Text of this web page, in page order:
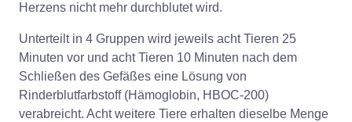
Herzens nicht mehr durchblutet wird.
Unterteilt in 4 Gruppen wird jeweils acht Tieren 25
Minuten vor und acht Tieren 10 Minuten nach dem
Schließen des Gefäßes eine Lösung von
Rinderblutfarbstoff (Hämoglobin, HBOC-200)
verabreicht. Acht weitere Tiere erhalten dieselbe Menge